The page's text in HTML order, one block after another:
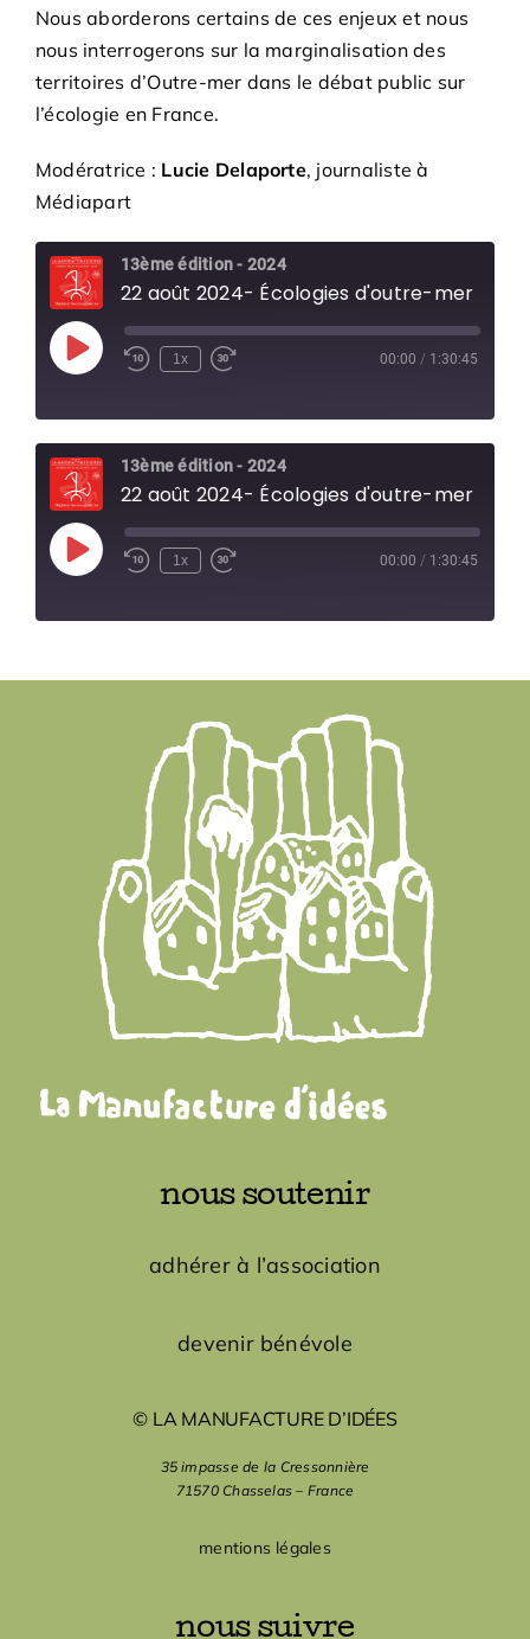
Nous aborderons certains de ces enjeux et nous
nous interrogerons sur la marginalisation des
territoires d’Outre-mer dans le débat public sur
l’écologie en France.
Modératrice : Lucie Delaporte, journaliste à
Médiapart
13ème édition - 2024
22 août 2024- Écologies d'outre-mer
Play
Episode
1x 00:00 / 1:30:45
13ème édition - 2024
22 août 2024- Écologies d'outre-mer
Play
Episode
1x 00:00 / 1:30:45
nous soutenir
adhérer à l’association
devenir bénévole
© LA MANUFACTURE D’IDÉES
35 impasse de la Cressonnière
71570 Chasselas – France
mentions légales
nous suivre